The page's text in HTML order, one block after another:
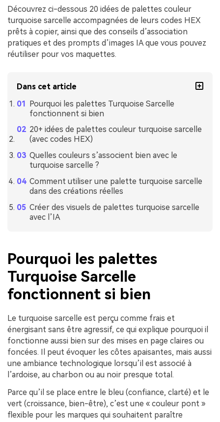
Découvrez ci-dessous 20 idées de palettes couleur
turquoise sarcelle accompagnées de leurs codes HEX
prêts à copier, ainsi que des conseils d’association
pratiques et des prompts d’images IA que vous pouvez
réutiliser pour vos maquettes.
Dans cet article
Pourquoi les palettes Turquoise Sarcelle
fonctionnent si bien
20+ idées de palettes couleur turquoise sarcelle
(avec codes HEX)
Quelles couleurs s’associent bien avec le
turquoise sarcelle ?
Comment utiliser une palette turquoise sarcelle
dans des créations réelles
Créer des visuels de palettes turquoise sarcelle
avec l’IA
Pourquoi les palettes
Turquoise Sarcelle
fonctionnent si bien
Le turquoise sarcelle est perçu comme frais et
énergisant sans être agressif, ce qui explique pourquoi il
fonctionne aussi bien sur des mises en page claires ou
foncées. Il peut évoquer les côtes apaisantes, mais aussi
une ambiance technologique lorsqu’il est associé à
l’ardoise, au charbon ou au noir presque total.
Parce qu’il se place entre le bleu (confiance, clarté) et le
vert (croissance, bien-être), c’est une « couleur pont »
flexible pour les marques qui souhaitent paraître